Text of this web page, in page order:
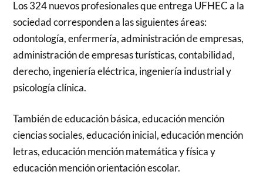
Los 324 nuevos profesionales que entrega UFHEC a la
sociedad corresponden a las siguientes áreas:
odontología, enfermería, administración de empresas,
administración de empresas turísticas, contabilidad,
derecho, ingeniería eléctrica, ingeniería industrial y
psicología clínica.
También de educación básica, educación mención
ciencias sociales, educación inicial, educación mención
letras, educación mención matemática y física y
educación mención orientación escolar.